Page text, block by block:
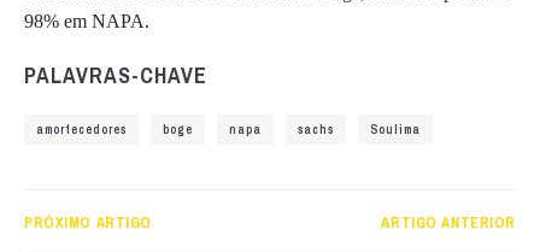
98% em NAPA.
PALAVRAS-CHAVE
amortecedores boge napa sachs Soulima
PRÓXIMO ARTIGO ARTIGO ANTERIOR